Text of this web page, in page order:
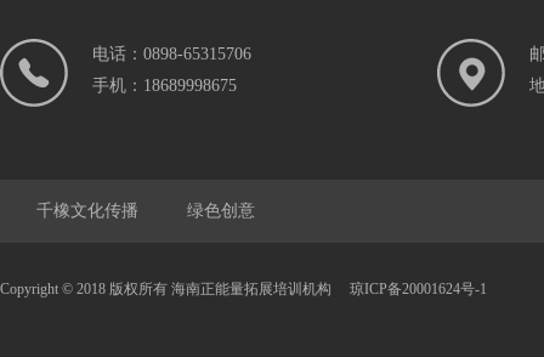
电话：0898-65315706
手机：18689998675
千橡文化传播 绿色创意
Copyright © 2018 版权所有 海南正能量拓展培训机构 琼ICP备20001624号-1